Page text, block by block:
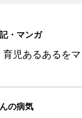
・マンガ
育児あるあるを
の病気